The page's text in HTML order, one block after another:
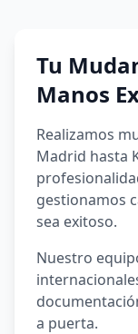
Tu
Manos
Realizamos
Madrid hasta
gestionamos
sea exitoso.
Nuestro
a puerta.